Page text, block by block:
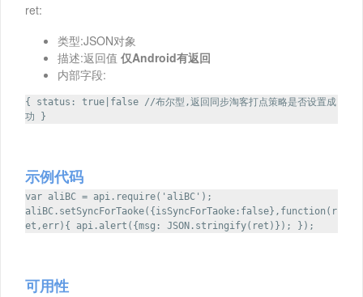
ret:
类型:JSON对象
描述:返回值 仅Android有返回
内部字段:
{ status: true|false //布尔型,返回同步淘客打点策略是否设置成
功 }
示例代码
var aliBC = api.require('aliBC');
aliBC.setSyncForTaoke({isSyncForTaoke:false},function(r
et,err){ api.alert({msg: JSON.stringify(ret)}); });
可用性